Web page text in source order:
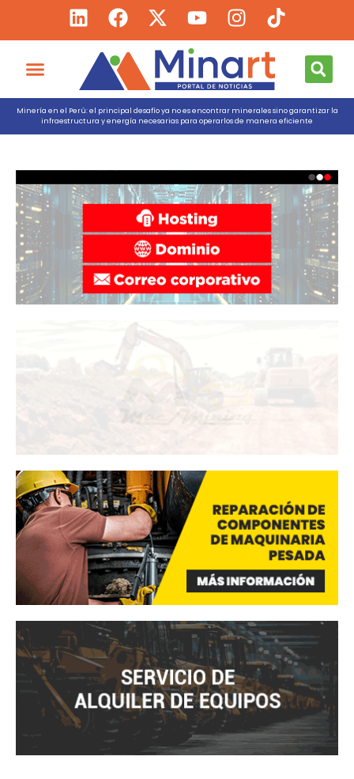
Minería en el Perú: el principal desafío ya no es encontrar minerales sino garantizar la
infraestructura y energía necesarias para operarlos de manera eficiente